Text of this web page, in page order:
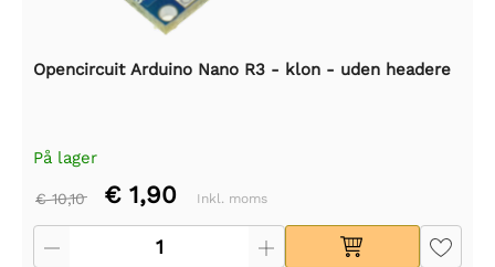
Opencircuit Arduino Nano R3 - klon - uden headere
På lager
€ 10,10 € 1,90 Inkl. moms